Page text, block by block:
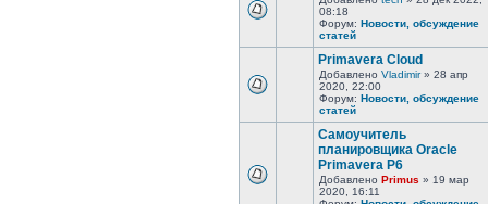
08:18
Форум: Новости, обсуждение
статей
Primavera Cloud
Добавлено Vladimir» 28 апр
2020, 22:00
Форум: Новости, обсуждение
статей
Самоучитель
планировщика Oracle
Primavera P6
Добавлено Primus » 19 мар
2020, 16:11